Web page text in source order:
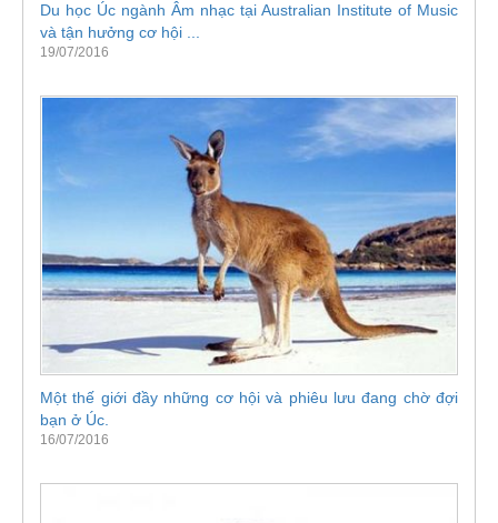
Du học Úc ngành Âm nhạc tại Australian Institute of Music
và tận hưởng cơ hội ...
19/07/2016
Một thế giới đầy những cơ hội và phiêu lưu đang chờ đợi
bạn ở Úc.
16/07/2016